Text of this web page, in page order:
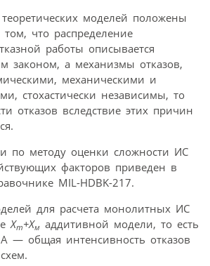
моделей положены
что распределение
работы описывается
законом, а механизмы отказов,
механическими и
стохастически независимы, то
отказов вследствие этих причин
по методу оценки сложности ИС
факторов приведен в
MIL-HDBK-217.
для расчета монолитных ИС
Хт+Хм аддитивной модели, то есть
— общая интенсивность отказов